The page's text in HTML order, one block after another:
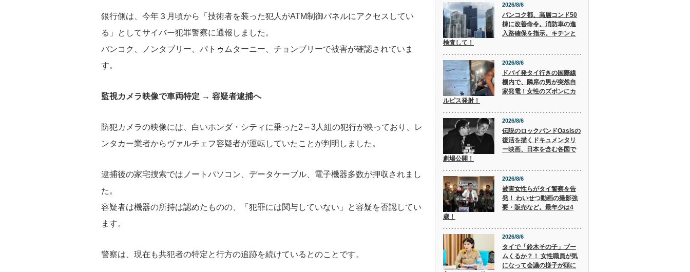
銀行側は、今年３月頃から「技術者を装った犯人がATM制御パネルにアクセスしてい
る」としてサイバー犯罪警察に通報しました。
バンコク、ノンタブリー、パトゥムターニー、チョンブリーで被害が確認されていま
す。
監視カメラ映像で車両特定 → 容疑者逮捕へ
防犯カメラの映像には、白いホンダ・シティに乗った2～3人組の犯行が映っており、レ
ンタカー業者からヴァルチェフ容疑者が運転していたことが判明しました。
逮捕後の家宅捜索ではノートパソコン、データケーブル、電子機器多数が押収されまし
た。
容疑者は機器の所持は認めたものの、「犯罪には関与していない」と容疑を否認してい
ます。
警察は、現在も共犯者の特定と行方の追跡を続けているとのことです。
2026/8/6
バンコク都、高層コンド50
棟に改善命令。消防車の進
入路確保を指示。キチンと
検査して！
2026/8/6
ドバイ発タイ行きの国際線
機内で、隣席の男が突然自
家発電！女性のズボンにカ
ルピス発射！
2026/8/6
伝説のロックバンドOasisの
復活を描くドキュメンタリ
ー映画、日本を含む各国で
劇場公開！
2026/8/6
被害女性らがタイ警察を告
発！ わいせつ動画の撮影強
要・販売など。最年少は4
歳！
2026/8/6
タイで「鈴木その子」ブー
ムくるか？！ 女性職員が気
になって会議の様子が頭に